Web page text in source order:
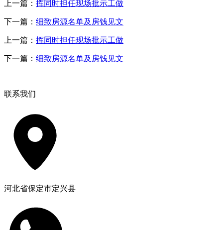
上一篇： 挥同时担任现场批示工做
下一篇： 细致房源名单及房钱见文
上一篇： 挥同时担任现场批示工做
下一篇： 细致房源名单及房钱见文
联系我们
河北省保定市定兴县